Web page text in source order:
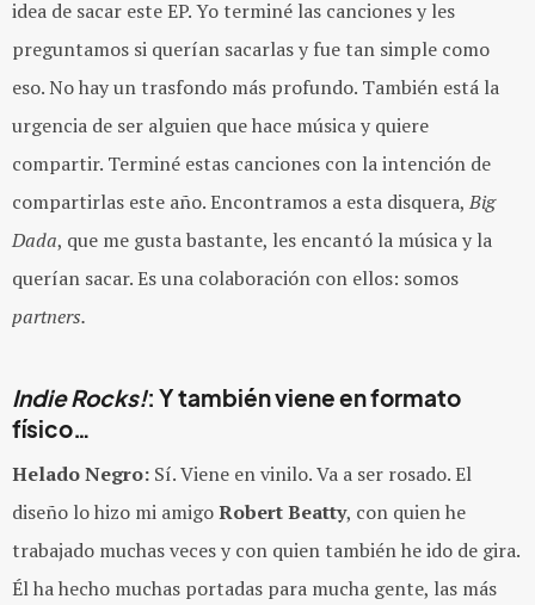
idea de sacar este EP. Yo terminé las canciones y les
preguntamos si querían sacarlas y fue tan simple como
eso. No hay un trasfondo más profundo. También está la
urgencia de ser alguien que hace música y quiere
compartir. Terminé estas canciones con la intención de
compartirlas este año. Encontramos a esta disquera, Big
Dada, que me gusta bastante, les encantó la música y la
querían sacar. Es una colaboración con ellos: somos
partners.
Indie Rocks!: Y también viene en formato
físico…
Helado Negro: Sí. Viene en vinilo. Va a ser rosado. El
diseño lo hizo mi amigoRobert Beatty, con quien he
trabajado muchas veces y con quien también he ido de gira.
Él ha hecho muchas portadas para mucha gente, las más